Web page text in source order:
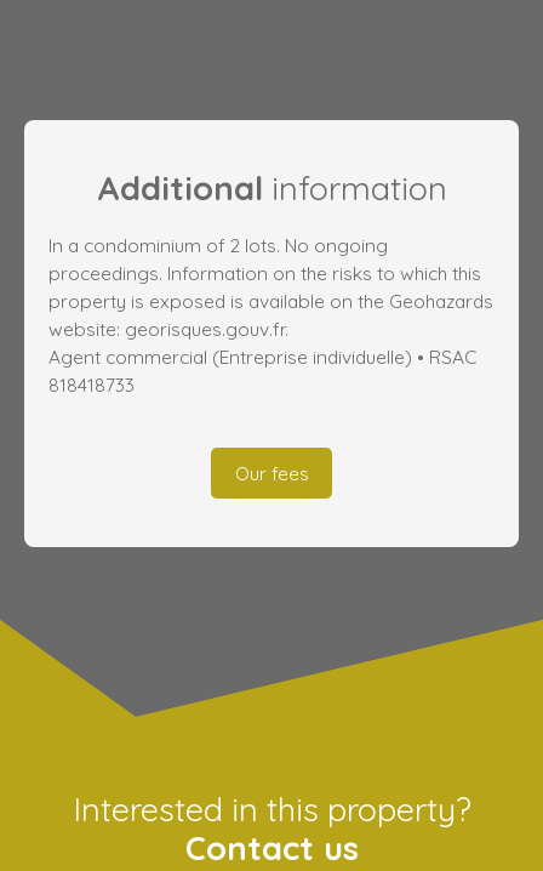
Additional information
In a condominium of 2 lots. No ongoing
proceedings. Information on the risks to which this
property is exposed is available on the Geohazards
website: georisques.gouv.fr.
Agent commercial (Entreprise individuelle) • RSAC
818418733
Our fees
Interested in this property?
Contact us